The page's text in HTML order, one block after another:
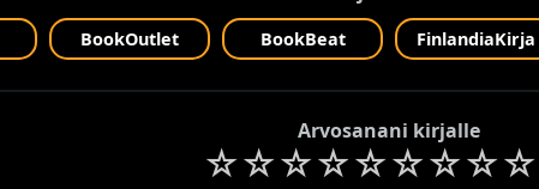
BookOutlet BookBeat FinlandiaKirja
Arvosanani kirjalle
☆☆☆☆☆☆☆☆☆